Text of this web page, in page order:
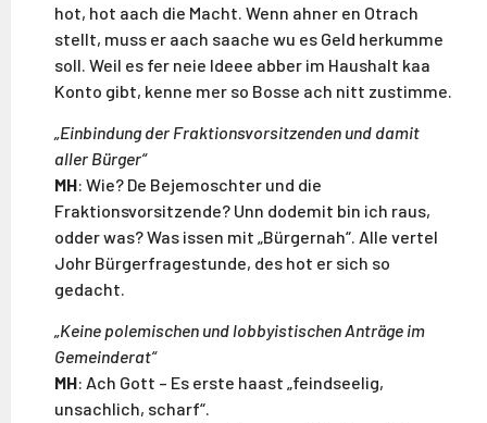
hot, hot aach die Macht. Wenn ahner en Otrach
stellt, muss er aach saache wu es Geld herkumme
soll. Weil es fer neie Ideee abber im Haushalt kaa
Konto gibt, kenne mer so Bosse ach nitt zustimme.
„Einbindung der Fraktionsvorsitzenden und damit
aller Bürger“
MH: Wie? De Bejemoschter und die
Fraktionsvorsitzende? Unn dodemit bin ich raus,
odder was? Was issen mit „Bürgernah“. Alle vertel
Johr Bürgerfragestunde, des hot er sich so
gedacht.
„Keine polemischen und lobbyistischen Anträge im
Gemeinderat“
MH: Ach Gott – Es erste haast „feindseelig,
unsachlich, scharf“.